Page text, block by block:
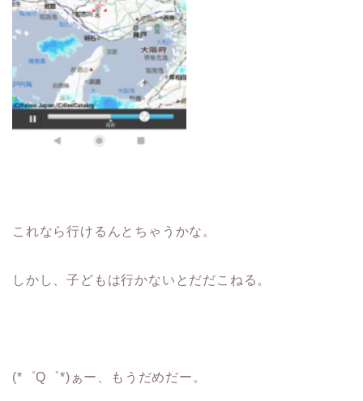
これなら行けるんとちゃうかな。
しかし、子どもは行かないとだだこねる。
(*゜Q゜*)ぁー、もうだめだー。